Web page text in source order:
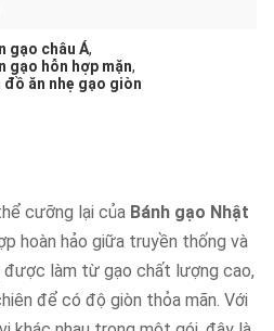
gạo châu Á,
gạo hỗn hợp mặn,
đồ ăn nhẹ gạo giòn
cưỡng lại của Bánh gạo Nhật
hoàn hảo giữa truyền thống và
được làm từ gạo chất lượng cao,
để có độ giòn thỏa mãn. Với